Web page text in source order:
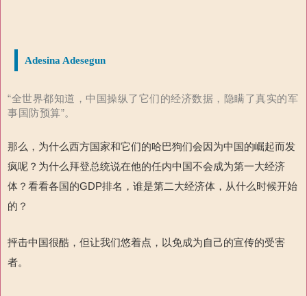
Adesina Adesegun
“全世界都知道，中国操纵了它们的经济数据，隐瞒了真实的军
事国防预算”。
那么，为什么西方国家和它们的哈巴狗们会因为中国的崛起而发
疯呢？为什么拜登总统说在他的任内中国不会成为第一大经济
体？看看各国的GDP排名，谁是第二大经济体，从什么时候开始
的？
抨击中国很酷，但让我们悠着点，以免成为自己的宣传的受害
者。